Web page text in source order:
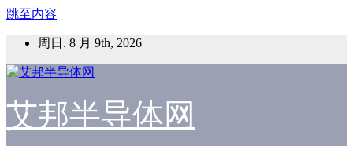
跳至内容
周日. 8 月 9th, 2026
艾邦半导体网